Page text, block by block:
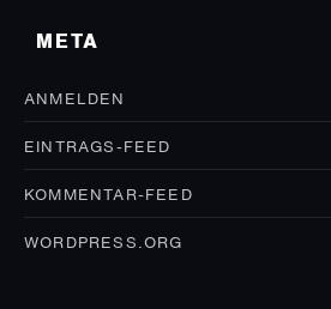
META
ANMELDEN
EINTRAGS-FEED
KOMMENTAR-FEED
WORDPRESS.ORG